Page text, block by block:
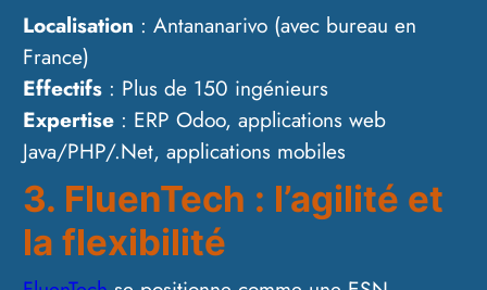
Localisation : Antananarivo (avec bureau en
France)
Effectifs : Plus de 150 ingénieurs
Expertise : ERP Odoo, applications web
Java/PHP/.Net, applications mobiles
3. FluenTech : l’agilité et
la flexibilité